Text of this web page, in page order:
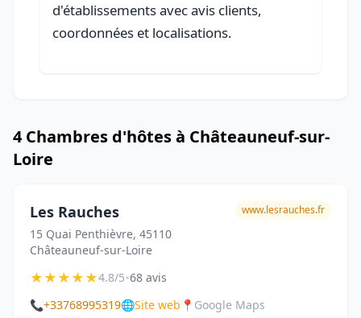
d'établissements avec avis clients,
coordonnées et localisations.
4 Chambres d'hôtes à Châteauneuf-sur-
Loire
Les Rauches
15 Quai Penthièvre, 45110
Châteauneuf-sur-Loire
www.lesrauches.fr
★★★★★4.8/5•68 avis
📞+33768995319🌐Site web 📍 Google Maps